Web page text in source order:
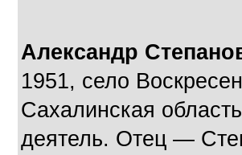
Александр
1951, село
Сахалинская
деятель. Отец —